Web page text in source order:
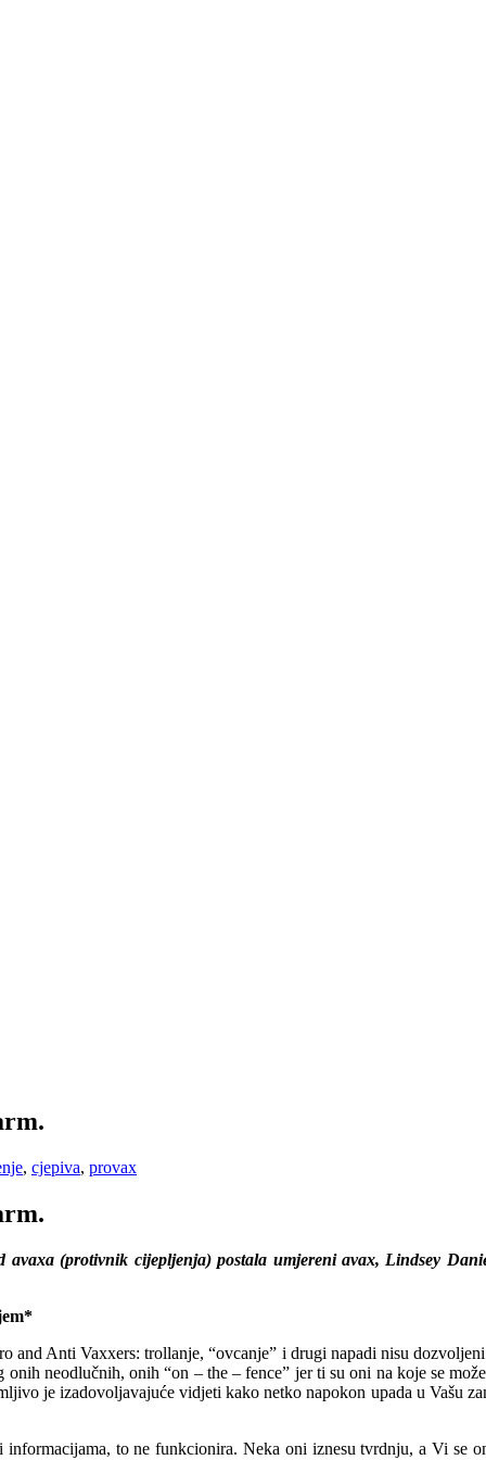
, cjepiva, provax
avaxa (protivnik cijepljenja) postala umjereni avax, Lindsey
and Anti Vaxxers: trollanje, “ovcanje” i drugi napadi nisu
neodlučnih, onih “on – the – fence” jer ti su oni na koje se
je izadovoljavajuće vidjeti kako netko napokon upada u Vašu
to ne funkcionira. Neka oni iznesu tvrdnju, a Vi se